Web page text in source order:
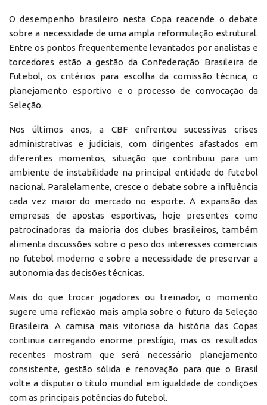
O desempenho brasileiro nesta Copa reacende o debate
sobre a necessidade de uma ampla reformulação estrutural.
Entre os pontos frequentemente levantados por analistas e
torcedores estão a gestão da Confederação Brasileira de
Futebol, os critérios para escolha da comissão técnica, o
planejamento esportivo e o processo de convocação da
Seleção.
Nos últimos anos, a CBF enfrentou sucessivas crises
administrativas e judiciais, com dirigentes afastados em
diferentes momentos, situação que contribuiu para um
ambiente de instabilidade na principal entidade do futebol
nacional. Paralelamente, cresce o debate sobre a influência
cada vez maior do mercado no esporte. A expansão das
empresas de apostas esportivas, hoje presentes como
patrocinadoras da maioria dos clubes brasileiros, também
alimenta discussões sobre o peso dos interesses comerciais
no futebol moderno e sobre a necessidade de preservar a
autonomia das decisões técnicas.
Mais do que trocar jogadores ou treinador, o momento
sugere uma reflexão mais ampla sobre o futuro da Seleção
Brasileira. A camisa mais vitoriosa da história das Copas
continua carregando enorme prestígio, mas os resultados
recentes mostram que será necessário planejamento
consistente, gestão sólida e renovação para que o Brasil
volte a disputar o título mundial em igualdade de condições
com as principais potências do futebol.